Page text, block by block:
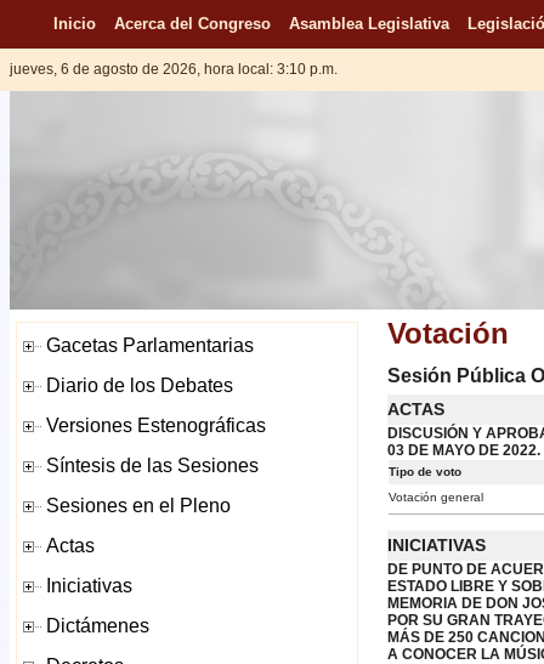
Inicio Acerca del Congreso Asamblea Legislativa
jueves, 6 de agosto de 2026, hora local: 3:10 p.m.
Votación
Sesión Pública
ACTAS
DISCUSIÓN Y
03 DE MAYO DE 2022.
Tipo de voto
Votación general
INICIATIVAS
DE PUNTO DE
ESTADO LIBRE Y
MEMORIA DE DON
POR SU GRAN
MÁS DE 250
A CONOCER LA